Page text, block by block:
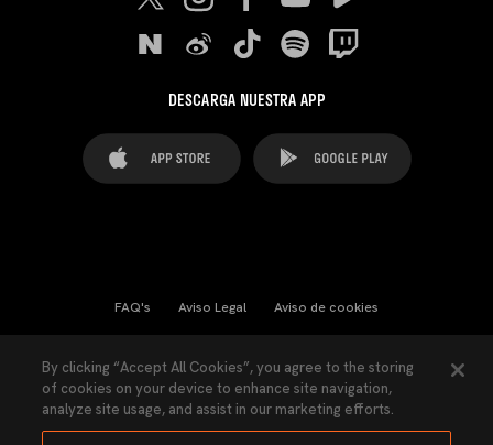
DESCARGA NUESTRA APP
FAQ's Aviso Legal Aviso de cookies
Ley Transparencia Política de Privacidad
Accesibilidad
By clicking “Accept All Cookies”, you agree to the storing
of cookies on your device to enhance site navigation,
analyze site usage, and assist in our marketing efforts.